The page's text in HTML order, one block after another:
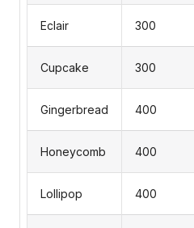
Eclair 300
Cupcake 300
Gingerbread 400
Honeycomb 400
Lollipop 400